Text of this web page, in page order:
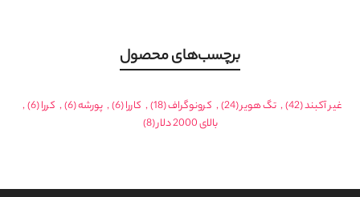
برچسب‌های محصول
غیر آکبند(42)
, تگ هویر(24)
, کرونوگراف(18)
, کاررا(6)
, پورشه(6)
, کررا(6)
,
بالای 2000 دلار
(8)